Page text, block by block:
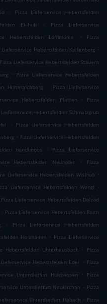
.
Pizza Lieferservice Hebertsfelden
Eklhub .
Pizza Lieferservice
Hebertsfelden Löfflmühle .
Pizza
Lieferservice Hebertsfelden Kaltenberg .
Pizza Lieferservice Hebertsfelden Stauern
. Pizza Lieferservice Hebertsfelden
Hinteraichberg .
Pizza Lieferservice
Hebertsfelden Platten .
Pizza
Lieferservice Hebertsfelden Schmalzgrub
.
Pizza Lieferservice Hebertsfelden
. Pizza Lieferservice Hebertsfelden
Handlmoos .
Pizza Lieferservice
Hebertsfelden Neuhofen .
Pizza
Lieferservice Hebertsfelden Wislhub .
Lieferservice Hebertsfelden Wengl
.
Pizza Lieferservice Hebertsfelden Delzöd
. Pizza Lieferservice Hebertsfelden Roith
.
Pizza Lieferservice Hebertsfelden
Holzhamm . Pizza Lieferservice
Hebertsfelden Unterhausbach . Pizza
Hebertsfelden Eder . Pizza
Unterdietfurt Huldsessen . Pizza
Unterdietfurt Neukirchen . Pizza
Unterdietfurt Habach . Pizza